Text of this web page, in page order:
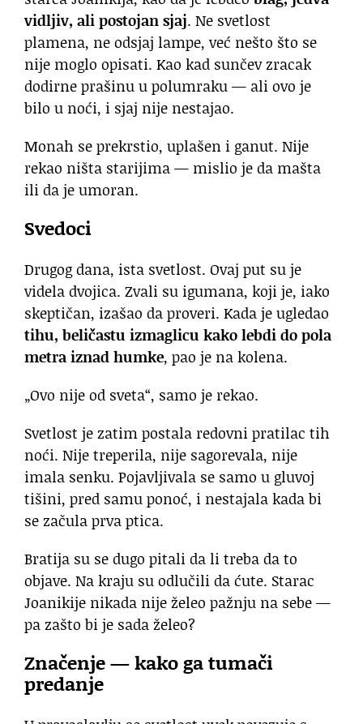
vidljiv, ali postojan sjaj. Ne svetlost
plamena, ne odsjaj lampe, već nešto što se
nije moglo opisati. Kao kad sunčev zracak
dodirne prašinu u polumraku — ali ovo je
bilo u noći, i sjaj nije nestajao.
Monah se prekrstio, uplašen i ganut. Nije
rekao ništa starijima — mislio je da mašta
ili da je umoran.
Svedoci
Drugog dana, ista svetlost. Ovaj put su je
videla dvojica. Zvali su igumana, koji je, iako
skeptičan, izašao da proveri. Kada je ugledao
tihu, beli­častu izmaglicu kako lebdi do pola
metra iznad humke, pao je na kolena.
„Ovo nije od sveta“, samo je rekao.
Svetlost je zatim postala redovni pratilac tih
noći. Nije treperila, nije sagorevala, nije
imala senku. Pojavljivala se samo u gluvoj
tišini, pred samu ponoć, i nestajala kada bi
se začula prva ptica.
Bratija su se dugo pitali da li treba da to
objave. Na kraju su odlučili da ćute. Starac
Joanikije nikada nije želeo pažnju na sebe —
pa zašto bi je sada želeo?
Značenje — kako ga tumači
predanje